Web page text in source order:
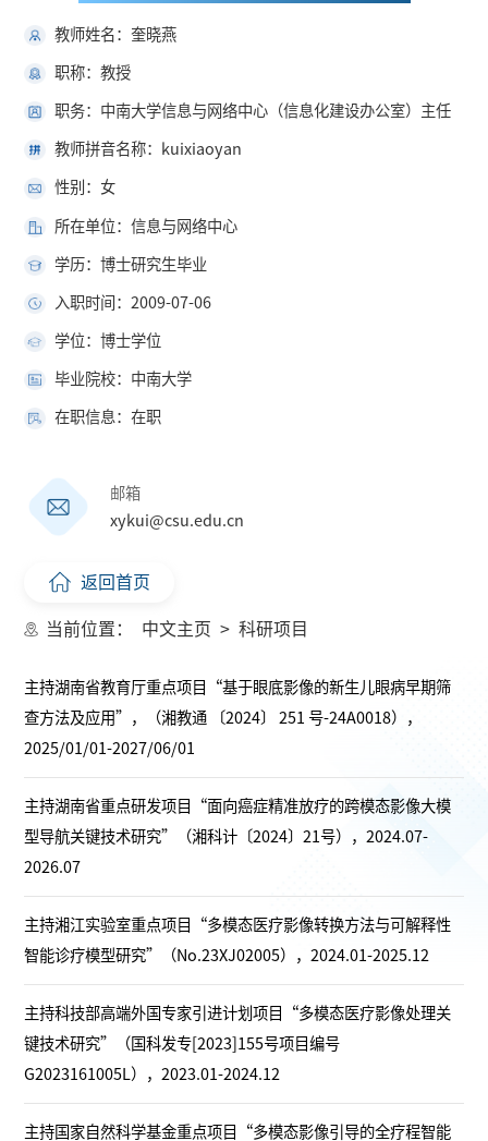
教师姓名：奎晓燕
职称：教授
职务：中南大学信息与网络中心（信息化建设办公室）主任
教师拼音名称：kuixiaoyan
性别：女
所在单位：信息与网络中心
学历：博士研究生毕业
入职时间：2009-07-06
学位：博士学位
毕业院校：中南大学
在职信息：在职
邮箱
xykui@csu.edu.cn
返回首页
当前位置： 中文主页 > 科研项目
主持湖南省教育厅重点项目“基于眼底影像的新生儿眼病早期筛
查方法及应用”，（湘教通 〔2024〕 251 号-24A0018），
2025/01/01-2027/06/01
主持湖南省重点研发项目“面向癌症精准放疗的跨模态影像大模
型导航关键技术研究”（湘科计〔2024〕21号），2024.07-
2026.07
主持湘江实验室重点项目“多模态医疗影像转换方法与可解释性
智能诊疗模型研究”（No.23XJ02005），2024.01-2025.12
主持科技部高端外国专家引进计划项目“多模态医疗影像处理关
键技术研究”（国科发专[2023]155号项目编号
G2023161005L），2023.01-2024.12
主持国家自然科学基金重点项目“多模态影像引导的全疗程智能